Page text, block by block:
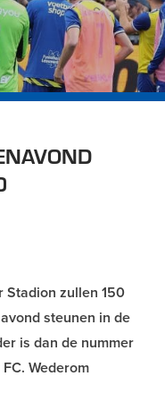
Stadion zullen 150
steunen in de
is dan de nummer
Wederom